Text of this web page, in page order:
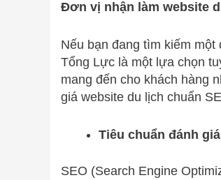
Đơn vị nhận làm website
Nếu bạn đang tìm kiếm
Tổng Lực là một lựa chọn
mang đến cho khách hàng
giá website du lịch chuẩn
Tiêu chuẩn đánh
SEO (Search Engine